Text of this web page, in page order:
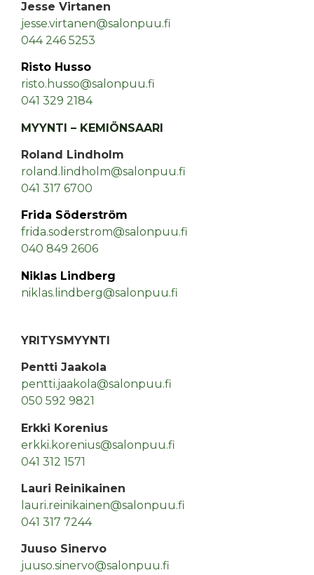
Jesse Virtanen
jesse.virtanen@salonpuu.fi
044 246 5253
Risto Husso
risto.husso@salonpuu.fi
041 329 2184
MYYNTI – KEMIÖNSAARI
Roland Lindholm
roland.lindholm@salonpuu.fi
041 317 6700
Frida Söderström
frida.soderstrom@salonpuu.fi
040 849 2606
Niklas Lindberg
niklas.lindberg@salonpuu.fi
YRITYSMYYNTI
Pentti Jaakola
pentti.jaakola@salonpuu.fi
050 592 9821
Erkki Korenius
erkki.korenius@salonpuu.fi
041 312 1571
Lauri Reinikainen
lauri.reinikainen@salonpuu.fi
041 317 7244
Juuso Sinervo
juuso.sinervo@salonpuu.fi